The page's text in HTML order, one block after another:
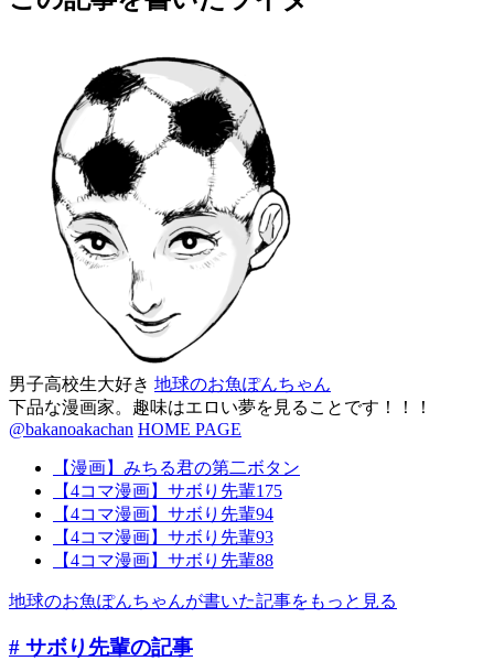
男子高校生大好き 地球のお魚ぽんちゃん
下品な漫画家。趣味はエロい夢を見ることです！！！
@bakanoakachan HOME PAGE
【漫画】みちる君の第二ボタン
【4コマ漫画】サボり先輩175
【4コマ漫画】サボり先輩94
【4コマ漫画】サボり先輩93
【4コマ漫画】サボり先輩88
地球のお魚ぽんちゃんが書いた記事をもっと見る
# サボり先輩の記事